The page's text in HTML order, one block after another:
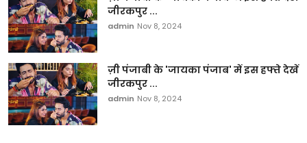
जीरकपुर ...
admin Nov 8, 2024
ज़ी पंजाबी के 'जायका पंजाब' में इस हफ्ते देखें
जीरकपुर ...
admin Nov 8, 2024